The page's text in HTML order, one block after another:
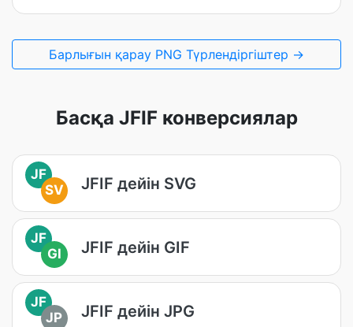
Барлығын қарау PNG Түрлендіргіштер →
Басқа JFIF конверсиялар
JF
SV
JFIF дейін SVG
JF
GI
JFIF дейін GIF
JF
JP
JFIF дейін JPG